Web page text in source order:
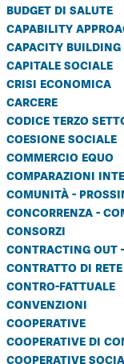
budget di salute
capability
capacity building
capitale sociale
crisi economica
carcere
codice terzo
coesione sociale
commercio equo
comparazioni
comunità -
concorrenza -
consorzi
contracting out
contratto di rete
contro-fattuale
convenzioni
cooperative
cooperative di
cooperative